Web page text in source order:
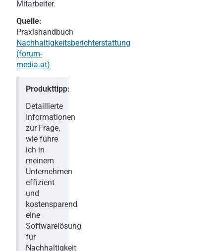
Mitarbeiter.
Quelle:
Praxishandbuch
Nachhaltigkeitsberichterstattung
(forum-
media.at)
Produkttipp:
Detaillierte
Informationen
zur Frage,
wie führe
ich in
meinem
Unternehmen
effizient
und
kostensparend
eine
Softwarelösung
für
Nachhaltigkeit